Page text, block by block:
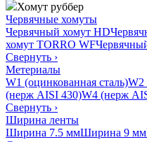
Хомут руббер
Червячные хомуты
Червячный хомут HD
хомут TORRO WF
Свернуть ›
Метериалы
W1 (оцинкованная сталь)W2
(нерж AISI 430)W4 (нерж
Свернуть ›
Ширина ленты
Ширина 7.5 ммШирина 9 мм